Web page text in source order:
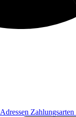
Adressen Zahlungsarten